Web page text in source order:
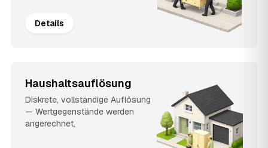
Details
Haushaltsauflösung
Diskrete, vollständige Auflösung
— Wertgegenstände werden
angerechnet.